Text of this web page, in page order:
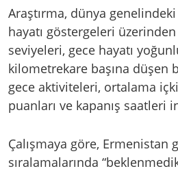
Araştırma, dünya
hayatı göstergeleri
seviyeleri, gece hayatı
kilometrekare başına düşen
gece aktiviteleri, ortalama
puanları ve kapanış saatleri
Çalışmaya göre, Ermenistan
sıralamalarında